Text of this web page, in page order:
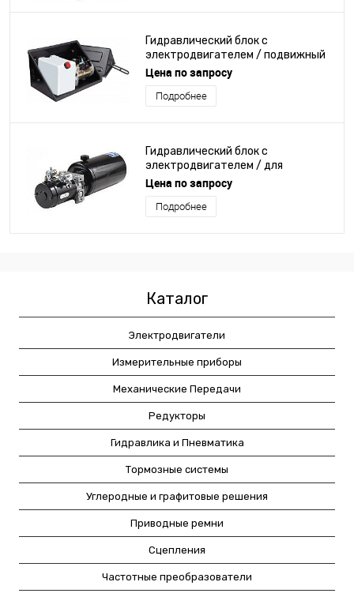
Гидравлический блок с
электродвигателем / подвижный
Цена по запросу
Подробнее
Гидравлический блок с
электродвигателем / для
строгального станка / компактный
Цена по запросу
Подробнее
Каталог
Электродвигатели
Измерительные приборы
Механические Передачи
Редукторы
Гидравлика и Пневматика
Тормозные системы
Углеродные и графитовые решения
Приводные ремни
Сцепления
Частотные преобразователи